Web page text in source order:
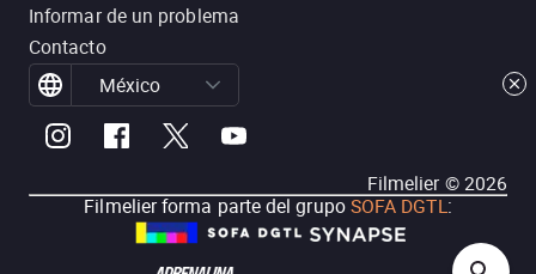
Informar de un problema
Contacto
México
Filmelier ©2026
Filmelier forma parte del grupoSOFA DGTL: